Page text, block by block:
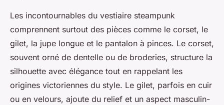
Les incontournables du vestiaire steampunk
comprennent surtout des pièces comme le corset, le
gilet, la jupe longue et le pantalon à pinces. Le corset,
souvent orné de dentelle ou de broderies, structure la
silhouette avec élégance tout en rappelant les
origines victoriennes du style. Le gilet, parfois en cuir
ou en velours, ajoute du relief et un aspect masculin-